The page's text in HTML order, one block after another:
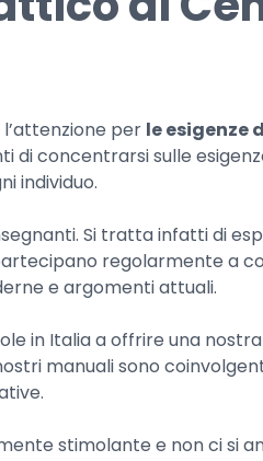
per le esigenze
concentrarsi sulle
individuo.
Si tratta infatti di
regolarmente a
e argomenti attuali.
in Italia a offrire una nostra
manuali sono
stimolante e non ci si